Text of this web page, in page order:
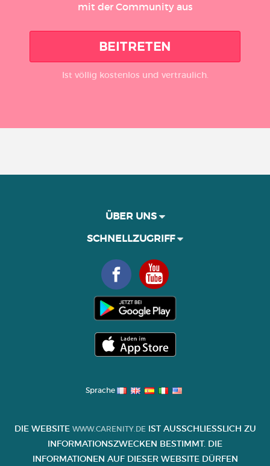
mit der Community aus
BEITRETEN
Ist völlig kostenlos und vertraulich.
ÜBER UNS
SCHNELLZUGRIFF
Sprache
DIE WEBSITE WWW.CARENITY.DEIST AUSSCHLIESSLICH ZU I
NFORMATIONSZWECKEN BESTIMMT. DIE I
NFORMATIONEN AUF DIESER WEBSITE DÜRFEN K